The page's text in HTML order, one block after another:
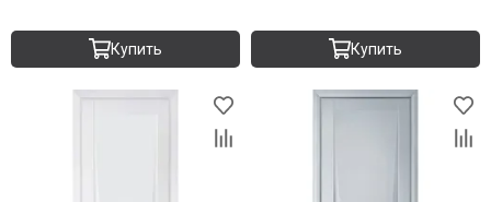
Купить Купить